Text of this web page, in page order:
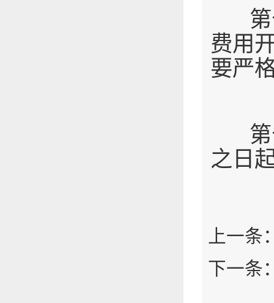
第
费用
要严
第
之日
上一条
下一条